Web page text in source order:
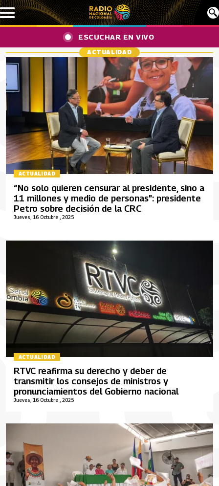
Pasar al contenido principal
ESCUCHAR EN VIVO
ACTUALIDAD
ACTUALIDAD
Jueves, 16 Octubre , 2025
“No solo quieren censurar al presidente, sino a
11 millones y medio de personas”: presidente
Petro sobre decisión de la CRC
ACTUALIDAD
Jueves, 16 Octubre , 2025
RTVC reafirma su derecho y deber de
transmitir los consejos de ministros y
pronunciamientos del Gobierno nacional